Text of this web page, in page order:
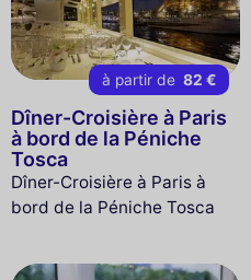
à partir de 82 €
Dîner-Croisière à Paris
à bord de la Péniche
Tosca
Dîner-Croisière à Paris à
bord de la Péniche Tosca